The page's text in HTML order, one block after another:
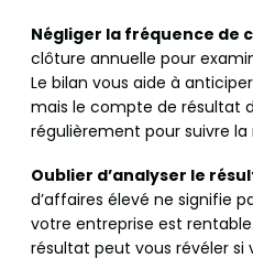
Négliger la fréquence de
clôture annuelle pour
Le bilan vous aide à
mais le compte de résultat
régulièrement pour suivre la
Oublier d’analyser le
d’affaires élevé ne signifie
votre entreprise est
résultat peut vous révéler si